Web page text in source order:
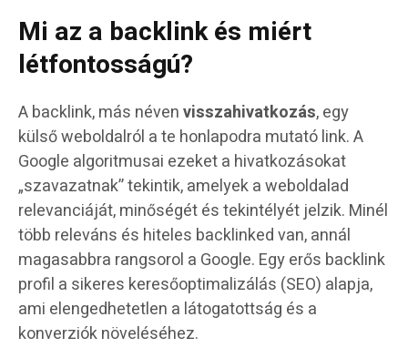
Mi az a backlink és miért
létfontosságú?
A backlink, más névenvisszahivatkozás, egy
külső weboldalról a te honlapodra mutató link. A
Google algoritmusai ezeket a hivatkozásokat
„szavazatnak” tekintik, amelyek a weboldalad
relevanciáját, minőségét és tekintélyét jelzik. Minél
több releváns és hiteles backlinked van, annál
magasabbra rangsorol a Google. Egy erős backlink
profil a sikeres keresőoptimalizálás (SEO) alapja,
ami elengedhetetlen a látogatottság és a
konverziók növeléséhez.